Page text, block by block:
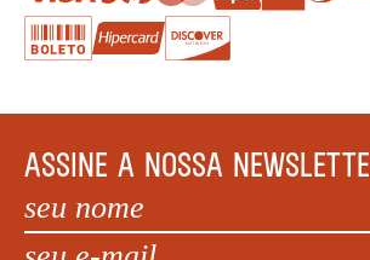
ASSINE A NOSSA